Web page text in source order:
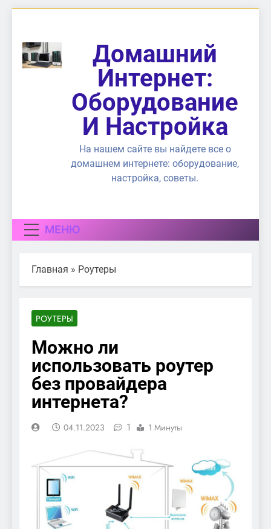
содержимому
Домашний
Интернет:
Оборудование
И Настройка
На нашем сайте вы найдете все о
домашнем интернете: оборудование,
настройка, советы.
МЕНЮ
Главная » Роутеры
РОУТЕРЫ
Можно ли
использовать роутер
без провайдера
интернета?
04.11.2023 1 1 Минуты